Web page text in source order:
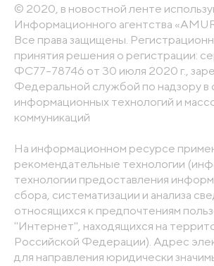
© 2020, в новостной ленте
Информационного агентства
Все права защищены.
принятия решения о регистрации:
ФС77-78746 от 30 июля 2020 г.,
Федеральной службой по надзору в
информационных технологий и
коммуникаций
На информационном ресурсе
рекомендательные технологии
технологии предоставления
сбора, систематизации и анализа
относящихся к предпочтениям
"Интернет", находящихся на
Российской Федерации). Адрес
для направления юридически